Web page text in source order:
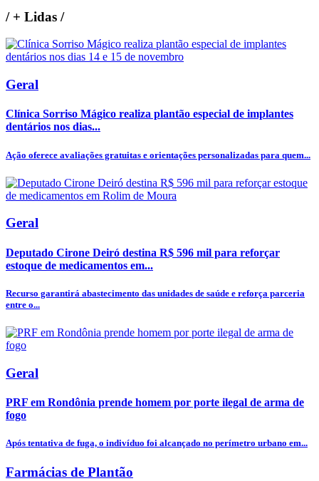
/+ Lidas /
Geral
Clínica Sorriso Mágico realiza plantão especial de implantes
dentários nos dias...
Ação oferece avaliações gratuitas e orientações personalizadas para quem...
Geral
Deputado Cirone Deiró destina R$ 596 mil para reforçar
estoque de medicamentos em...
Recurso garantirá abastecimento das unidades de saúde e reforça parceria
entre o...
Geral
PRF em Rondônia prende homem por porte ilegal de arma de
fogo
Após tentativa de fuga, o indivíduo foi alcançado no perímetro urbano em...
Farmácias de Plantão